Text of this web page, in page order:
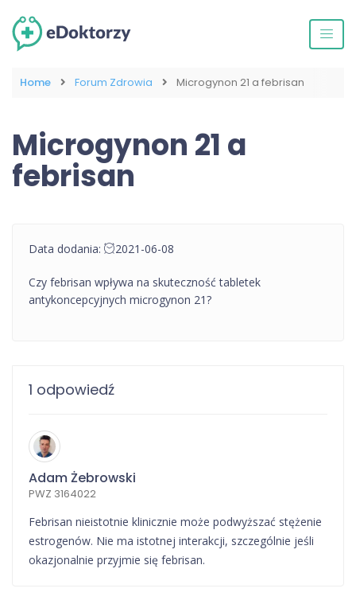
Home Forum Zdrowia Microgynon 21 a febrisan
Microgynon 21 a
febrisan
Data dodania: 2021-06-08
Czy febrisan wpływa na skuteczność tabletek
antykoncepcyjnych microgynon 21?
1 odpowiedź
Adam Żebrowski
PWZ 3164022
Febrisan nieistotnie klinicznie może podwyższać stężenie
estrogenów. Nie ma istotnej interakcji, szczególnie jeśli
okazjonalnie przyjmie się febrisan.